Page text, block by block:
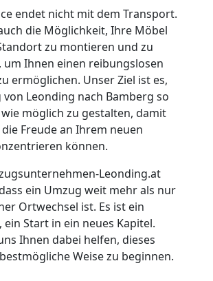
endet nicht mit dem Transport.
die Möglichkeit, Ihre Möbel
zu montieren und zu
um Ihnen einen reibungslosen
ermöglichen. Unser Ziel ist es,
Leonding nach Bamberg so
wie möglich zu gestalten, damit
Freude an Ihrem neuen
können.
Leonding.at
ein Umzug weit mehr als nur
Ortwechsel ist. Es ist ein
ein Start in ein neues Kapitel.
Ihnen dabei helfen, dieses
Weise zu beginnen.